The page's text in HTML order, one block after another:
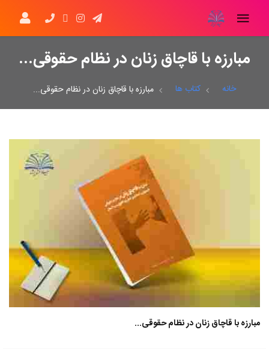
مبارزه با قاچاق زنان در نظام حقوقی...
خانه کتاب ها مبارزه با قاچاق زنان در نظام حقوقی...
مبارزه با قاچاق زنان در نظام حقوقی...